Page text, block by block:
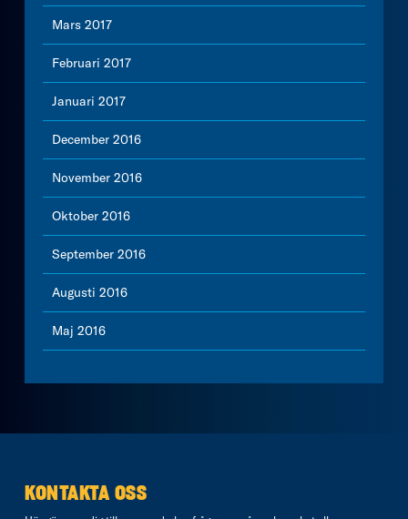
Mars 2017
Februari 2017
Januari 2017
December 2016
November 2016
Oktober 2016
September 2016
Augusti 2016
Maj 2016
KONTAKTA OSS